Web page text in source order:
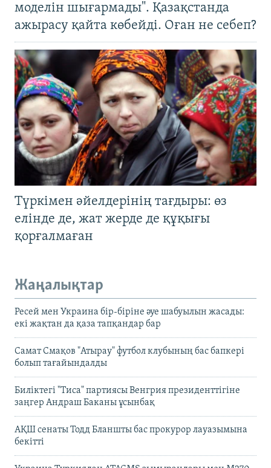
моделін шығармады". Қазақстанда
ажырасу қайта көбейді. Оған не себеп?
Түркімен әйелдерінің тағдыры: өз
елінде де, жат жерде де құқығы
қорғалмаған
Жаңалықтар
Ресей мен Украина бір-біріне әуе шабуылын жасады:
екі жақтан да қаза тапқандар бар
Самат Смақов "Атырау" футбол клубының бас бапкері
болып тағайындалды
Биліктегі "Тиса" партиясы Венгрия президенттігіне
заңгер Андраш Баканы ұсынбақ
АҚШ сенаты Тодд Бланшты бас прокурор лауазымына
бекітті